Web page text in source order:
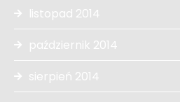
listopad 2014
październik 2014
sierpień 2014